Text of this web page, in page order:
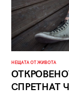
НЕЩАТА ОТ ЖИВОТА
СПРЕТНАТ